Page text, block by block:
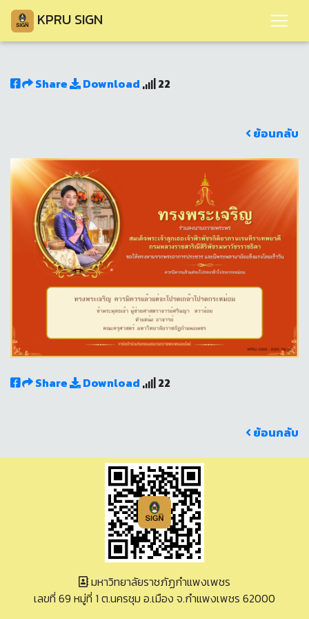
KPRU SIGN
Share Download 22
ย้อนกลับ
Share Download 22
ย้อนกลับ
มหาวิทยาลัยราชภัฏกำแพงเพชร
เลขที่ 69 หมู่ที่ 1 ต.นครชุม อ.เมือง จ.กำแพงเพชร 62000